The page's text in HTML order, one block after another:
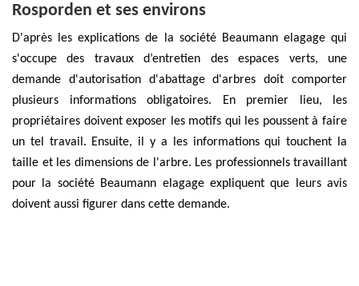
Rosporden et ses environs
D'après les explications de la société Beaumann elagage qui
s'occupe des travaux d’entretien des espaces verts, une
demande d'autorisation d'abattage d'arbres doit comporter
plusieurs informations obligatoires. En premier lieu, les
propriétaires doivent exposer les motifs qui les poussent à faire
un tel travail. Ensuite, il y a les informations qui touchent la
taille et les dimensions de l'arbre. Les professionnels travaillant
pour la société Beaumann elagage expliquent que leurs avis
doivent aussi figurer dans cette demande.